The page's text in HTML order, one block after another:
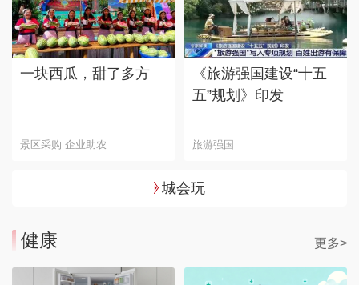
一块西瓜，甜了多方
景区采购 企业助农
《旅游强国建设“十五
五”规划》印发
旅游强国
城会玩
健康 更多>